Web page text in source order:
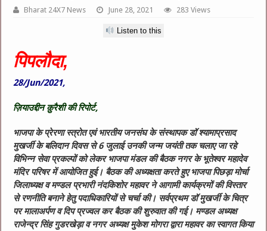
Bharat 24X7 News June 28, 2021 283 Views
Listen to this
पिपलौदा,
28/Jun/2021,
ज़ियाउद्दीन क़ुरैशी की रिपोर्ट,
भाजपा के प्रेरणा स्त्रोत एवं भारतीय जनसंघ के संस्थापक डॉ श्यामाप्रसाद
मुखर्जी के बलिदान दिवस से 6 जुलाई उनकी जन्म जयंती तक चलाए जा रहे
विभिन्न सेवा प्रकल्पों को लेकर भाजपा मंडल की बैठक नगर के भूतेश्वर महादेव
मंदिर परिषर में आयोजित हुई। बैठक की अध्यक्षता करते हुए भाजपा पिछड़ा मोर्चा
जिलाध्यक्ष व मण्डल प्रभारी नंदकिशोर महावर ने आगामी कार्यक्रमों की विस्तार
से रणनीति बनाने हेतु पदाधिकारियों से चर्चा की। सर्वप्रथम डॉ मुखर्जी के चित्र
पर मालाअर्पण व दिप प्रज्वल कर बैठक की शुरुवात की गई। मण्डल अध्यक्ष
राजेन्द्र सिंह गुडरखेड़ा व नगर अध्यक्ष मुकेश मोगरा द्वारा महावर का स्वागत किया